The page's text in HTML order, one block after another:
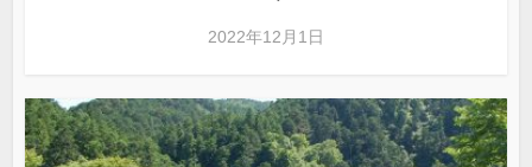
2022年12月1日